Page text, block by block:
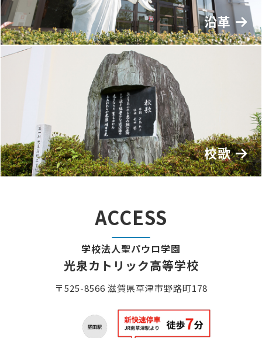
沿革
校歌
ACCESS
学校法人聖パウロ学園
光泉カトリック高等学校
〒525-8566 滋賀県草津市野路町178